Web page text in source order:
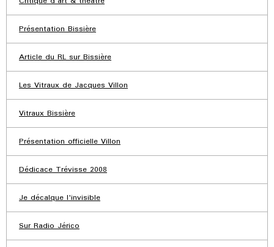
Présentation Bissière
Article du RL sur Bissière
Les Vitraux de Jacques Villon
Vitraux Bissière
Présentation officielle Villon
Dédicace Trévisse 2008
Je décalque l'invisible
Sur Radio Jérico